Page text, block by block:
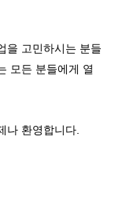
을 고민하시는 분들
모든 분들에게 열
나 환영합니다.